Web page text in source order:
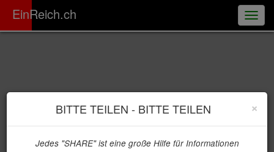
EinReich.ch
ER
×
BITTE TEILEN - BITTE TEILEN
Jedes "SHARE" ist eine große Hilfe für Informationen